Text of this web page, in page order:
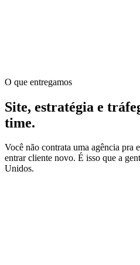
O que entregamos
Site, estratégia e
time.
Você não contrata uma agência pra
entrar cliente novo. É isso que a
Unidos.